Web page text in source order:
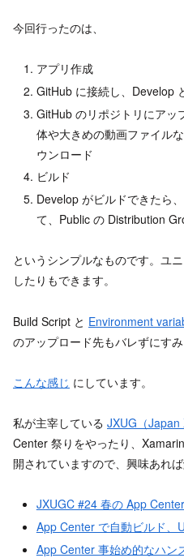
今回行ったのは、
アプリ作成
GitHub に接続し、Develop
GitHub のリポジトリにアッ
体や大きめの動画ファイル
ウンロード
ビルド
Develop がビルドできたら
て、Public の Distribution
というシンプルなものです。ユ
したりもできます。
Build Script と Environment
のアップロード先もバレずにす
こんな感じ にしています。
私が主宰している JXUG（Japan
Center 祭りをやったり、
開されていますので、興味あれば
JXUGC #24 春の App
App Center で自動ビルド、
App Center 事始め的なハン